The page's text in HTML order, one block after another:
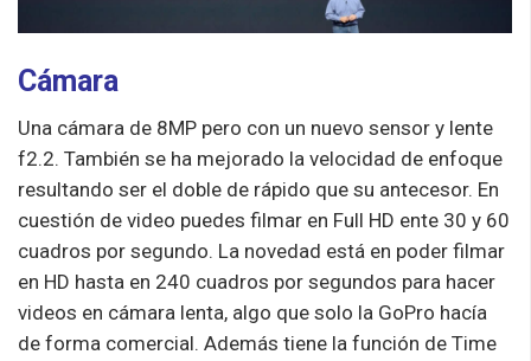
Cámara
Una cámara de 8MP pero con un nuevo sensor y lente
f2.2. También se ha mejorado la velocidad de enfoque
resultando ser el doble de rápido que su antecesor. En
cuestión de video puedes filmar en Full HD ente 30 y 60
cuadros por segundo. La novedad está en poder filmar
en HD hasta en 240 cuadros por segundos para hacer
videos en cámara lenta, algo que solo la GoPro hacía
de forma comercial. Además tiene la función de Time